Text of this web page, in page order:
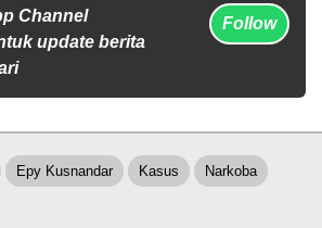
Channel
update berita
Follow
Epy Kusnandar Kasus Narkoba